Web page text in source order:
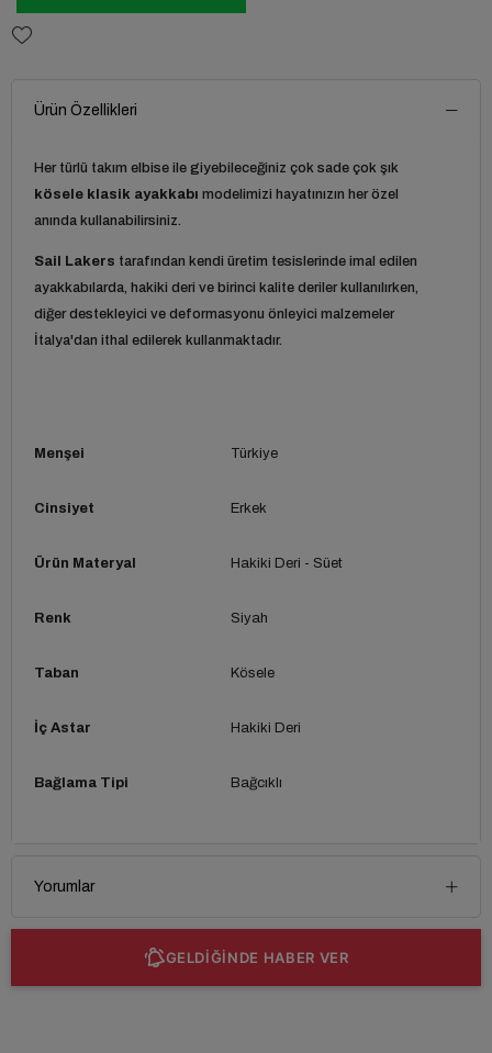
Ürün Özellikleri
Her türlü takım elbise ile giyebileceğiniz çok sade çok şık
kösele klasik ayakkabı modelimizi hayatınızın her özel
anında kullanabilirsiniz.
Sail Lakers tarafından kendi üretim tesislerinde imal edilen
ayakkabılarda, hakiki deri ve birinci kalite deriler kullanılırken,
diğer destekleyici ve deformasyonu önleyici malzemeler
İtalya'dan ithal edilerek kullanmaktadır.
Menşei Türkiye
Cinsiyet Erkek
Ürün Materyal Hakiki Deri - Süet
Renk Siyah
Taban Kösele
İç Astar Hakiki Deri
Bağlama Tipi Bağcıklı
Yorumlar
GELDİĞİNDE HABER VER